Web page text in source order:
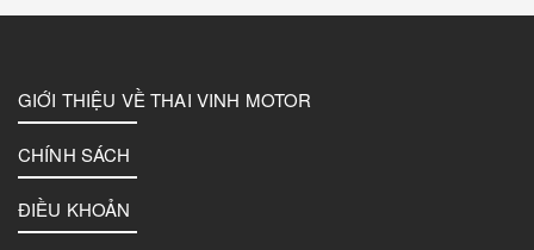
GIỚI THIỆU VỀ THAI VINH MOTOR
CHÍNH SÁCH
ĐIỀU KHOẢN